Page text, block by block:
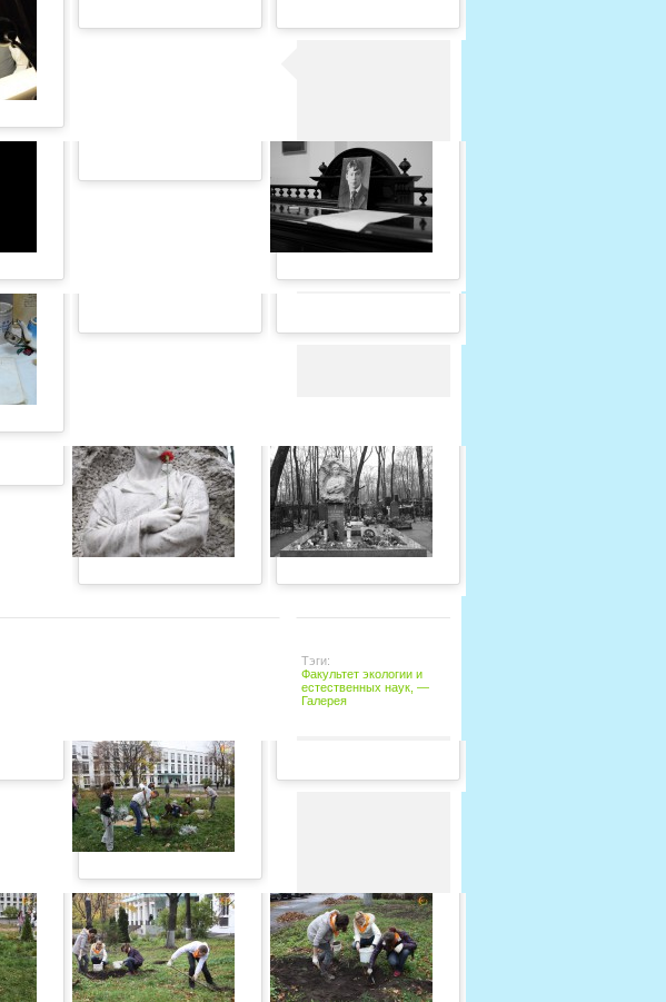
Тэги:
Факультет экологии и
естественных наук, —
Галерея